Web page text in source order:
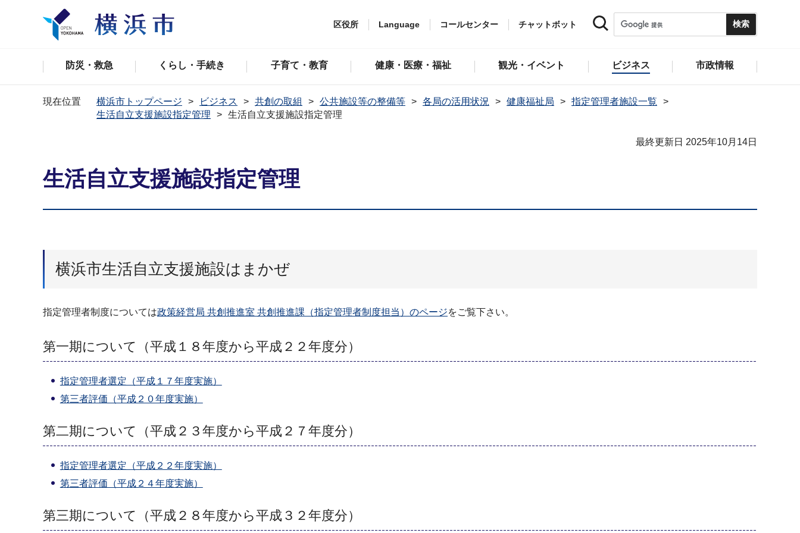
区役所 Language コールセンター チャットボット
防災・救急 くらし・手続き 子育て・教育 健康・医療・福祉 観光・イベント ビジネス 市政情報
現在位置 横浜市トップページ ビジネス 共創の取組 公共施設等の整備等 各局の活用状況 健康福祉局
指定管理者施設一覧
生活自立支援施設指定管理
生活自立支援施設指定管理
最終更新日 2025年10月14日
生活自立支援施設指定管理
横浜市生活自立支援施設はまかぜ
指定管理者制度については政策経営局 共創推進室 共創推進課（指定管理者制度担当）のページをご覧下さい。
第一期について（平成１８年度から平成２２年度分）
指定管理者選定（平成１７年度実施）
第三者評価（平成２０年度実施）
第二期について（平成２３年度から平成２７年度分）
指定管理者選定（平成２２年度実施）
第三者評価（平成２４年度実施）
第三期について（平成２８年度から平成３２年度分）